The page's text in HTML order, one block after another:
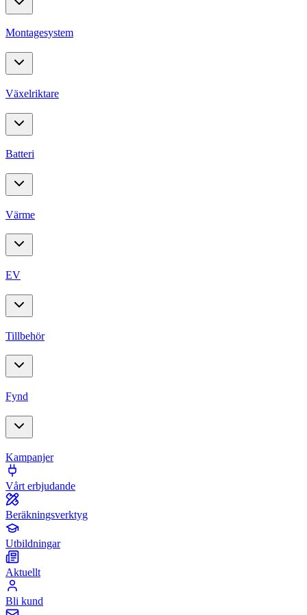
Montagesystem
Växelriktare
Batteri
Värme
EV
Tillbehör
Fynd
Kampanjer
Vårt erbjudande
Beräkningsverktyg
Utbildningar
Aktuellt
Bli kund